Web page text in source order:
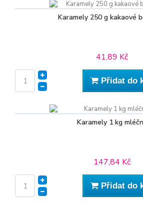
Karamely 250 g kakaové
41,89 Kč
Přidat do
Karamely 1 kg
147,84 Kč
Přidat do